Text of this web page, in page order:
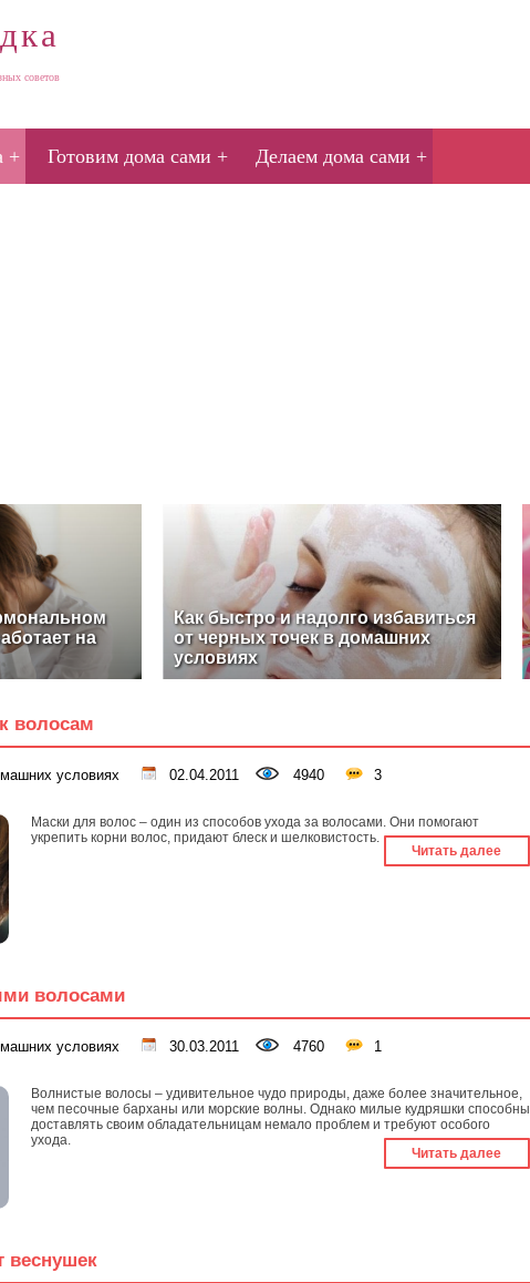
советов
Готовим дома сами Делаем дома сами
на
Как быстро и надолго избавиться
от черных точек в домашних
условиях
волосам
условиях 02.04.2011 4940 3
Маски для волос – один из способов ухода за волосами. Они помогают
укрепить корни волос, придают блеск и шелковистость.
Читать далее
волосами
условиях 30.03.2011 4760 1
Волнистые волосы – удивительное чудо природы, даже более значительное,
чем песочные барханы или морские волны. Однако милые кудряшки способны
доставлять своим обладательницам немало проблем и требуют особого
ухода.
Читать далее
веснушек